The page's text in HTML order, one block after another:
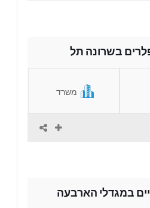
בשרונה תל
תל אביב. משרד
משרד